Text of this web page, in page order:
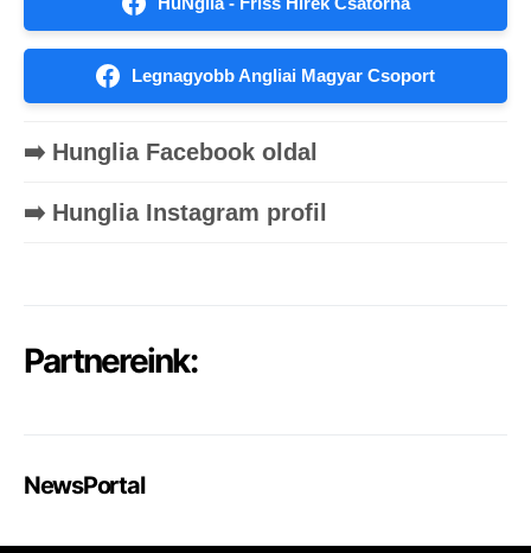
Legnagyobb Angliai Magyar Csoport
➡️ Hunglia Facebook oldal
➡️ Hunglia Instagram profil
Partnereink:
NewsPortal